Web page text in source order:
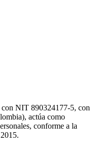
NIT 890324177-5, con
actúa como
conforme a la